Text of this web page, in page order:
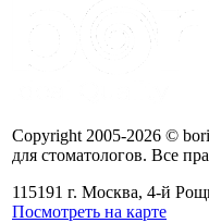
Copyright 2005-2026 ©
для стоматологов. Все
115191 г. Москва, 4-й
Посмотреть на карте